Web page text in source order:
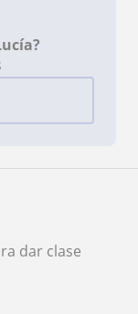
dar clase